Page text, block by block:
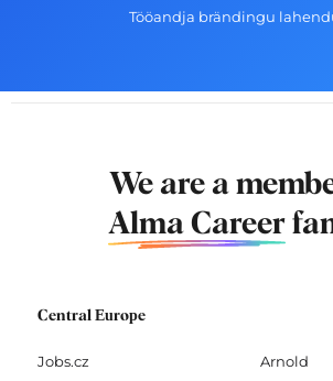
Tööandja brändingu
We are a
Alma Career
Central Europe
Jobs.cz
Arnold